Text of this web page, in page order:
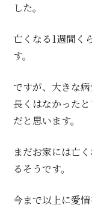
した。
亡くなる1週間く
す。
ですが、大きな
長くはなかった
だと思います。
まだお家には亡
るそうです。
今まで以上に愛